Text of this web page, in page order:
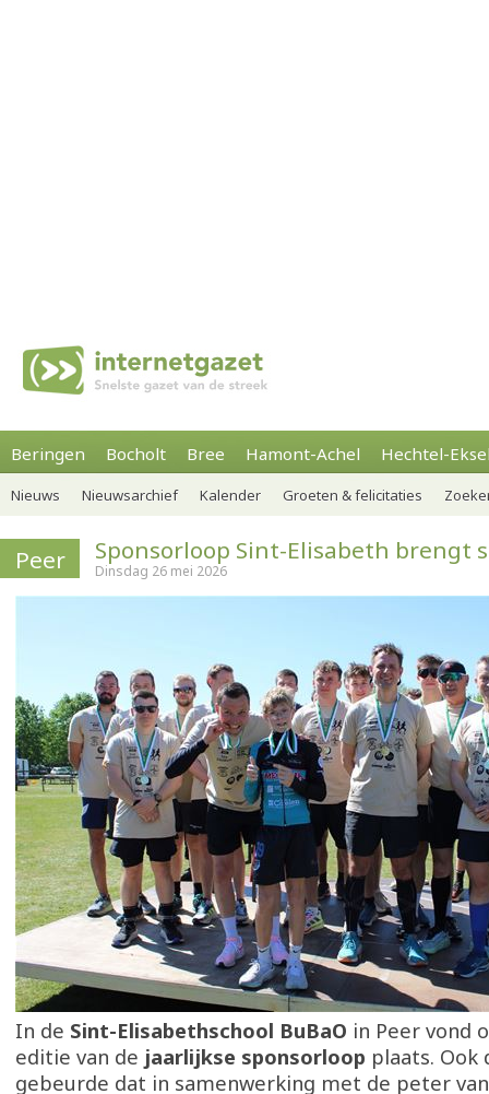
Beringen Bocholt Bree Hamont-Achel Hechtel-
Nieuws Nieuwsarchief Kalender Groeten & felicitaties
Peer Sponsorloop Sint-Elisabeth brengt
Dinsdag 26 mei 2026
In de Sint-Elisabethschool BuBaO in Peer vond
editie van de jaarlijkse sponsorloop plaats. Ook
gebeurde dat in samenwerking met de peter